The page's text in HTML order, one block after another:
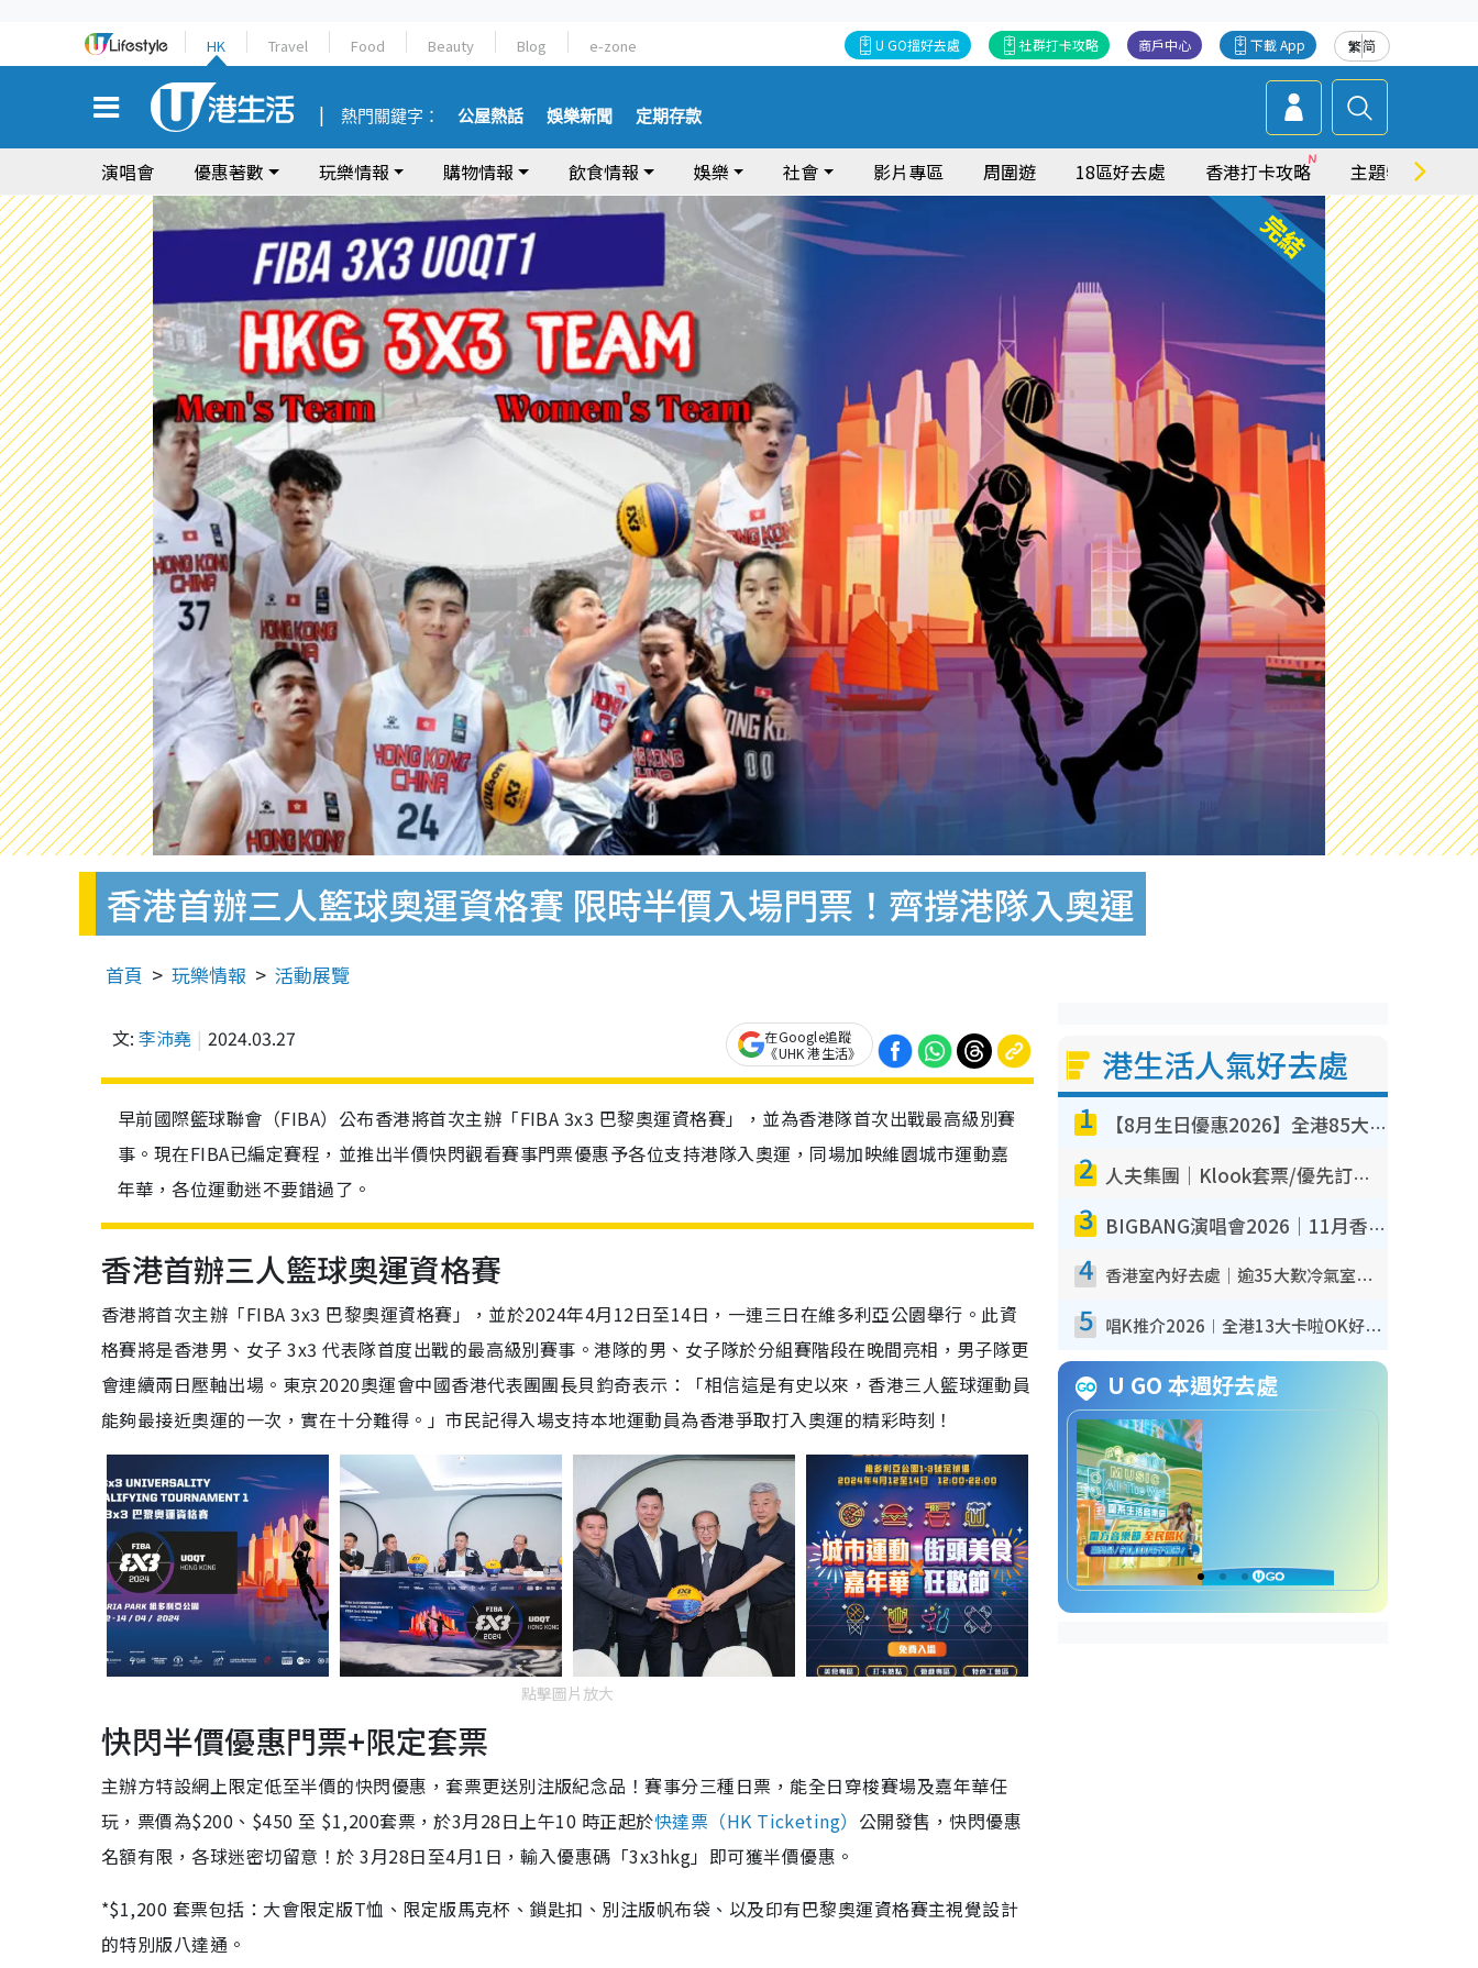
HK Travel Food Beauty Blog e-zone 繁简
下載 App
商戶中心
社群打卡攻略
U GO搵好去處
熱門關鍵字： 公屋熱話 娛樂新聞 定期存款
演唱會 優惠著數 玩樂情報 購物情報 飲食情報 娛樂 社會 影片專區 周圍遊 18區好去處 香港打卡攻略 主題特集
香港首辦三人籃球奧運資格賽 限時半價入場門票！齊撐港隊入奧運
首頁 玩樂情報 活動展覽
文: 李沛堯 2024.03.27
在Google追蹤
《UHK 港生活》
早前國際籃球聯會（FIBA）公布香港將首次主辦「FIBA 3x3 巴黎奧運資格賽」，並為香港隊首次出戰最高級別賽
事。現在FIBA已編定賽程，並推出半價快閃觀看賽事門票優惠予各位支持港隊入奧運，同場加映維園城市運動嘉
年華，各位運動迷不要錯過了。
香港首辦三人籃球奧運資格賽
香港將首次主辦「FIBA 3x3 巴黎奧運資格賽」，並於2024年4月12日至14日，一連三日在維多利亞公園舉行。此資
格賽將是香港男、女子 3x3 代表隊首度出戰的最高級別賽事。港隊的男、女子隊於分組賽階段在晚間亮相，男子隊更
會連續兩日壓軸出場。東京2020奧運會中國香港代表團團長貝鈞奇表示：「相信這是有史以來，香港三人籃球運動員
能夠最接近奧運的一次，實在十分難得。」市民記得入場支持本地運動員為香港爭取打入奧運的精彩時刻！
點擊圖片放大
快閃半價優惠門票+限定套票
主辦方特設網上限定低至半價的快閃優惠，套票更送別注版紀念品！賽事分三種日票，能全日穿梭賽場及嘉年華任
玩，票價為$200、$450 至 $1,200套票 ，於3月28日上午10 時正起於快達票（HK Ticketing） 公開發售，快閃優惠
名額有限，各球迷密切留意！於 3月28日至4月1日，輸入優惠碼「3x3hkg」即可獲半價優惠 。
*$1,200 套票包括：大會限定版T恤、限定版馬克杯、鎖匙扣、別注版帆布袋、以及印有巴黎奧運資格賽主視覺設計
的特別版八達通。
港生活人氣好去處
1 【8月生日優惠2026】全港85大食買玩著數攻略 自助餐/火鍋放題同行免費＋誠品/DONKI送現金券
2 人夫集團｜Klook套票/優先訂票/公開發售搶飛攻略！附票價.購票連結.場地座位表
3 BIGBANG演唱會2026｜11月香港啟德開3場！實名制VIP申請、優先購票攻略
4 香港室內好去處｜逾35大歎冷氣室內好去處推介 室內活動免費避雨無懼落雨
5 唱K推介2026︱全港13大卡啦OK好去處！最平$36起 日文K都有！(附地址+收費詳情)
U GO 本週好去處